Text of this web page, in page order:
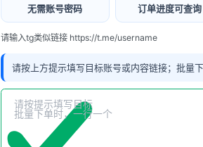
无需账号密码 订单进度可查询
请输入tg类似链接 https://t.me/username
请按上方提示填写目标账号或内容链接；批量